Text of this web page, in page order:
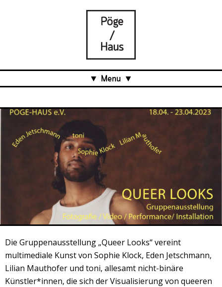
Menu
Über uns
Was ist das Pöge-Haus?
Team
Organisation
Mitarbeit
Veranstaltungsrückblick
Kontakt und Anfahrt
Datenschutz
Räume mieten
Die Gruppenausstellung „Queer Looks“ vereint
multimediale Kunst von Sophie Klock, Eden Jetschmann,
Lilian Mauthofer und toni, allesamt nicht-binäre
Künstler*innen, die sich der Visualisierung von queeren